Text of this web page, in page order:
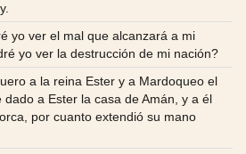
yo ver el mal que alcanzará a mi
yo ver la destrucción de mi nación?
a la reina Ester y a Mardoqueo el
a Ester la casa de Amán, y a él
por cuanto extendió su mano